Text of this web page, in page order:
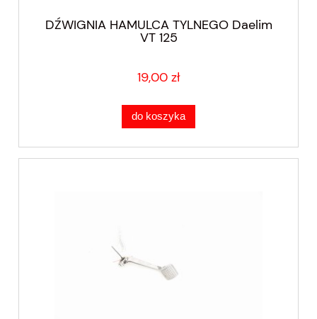
DŹWIGNIA HAMULCA TYLNEGO Daelim
VT 125
19,00 zł
do koszyka